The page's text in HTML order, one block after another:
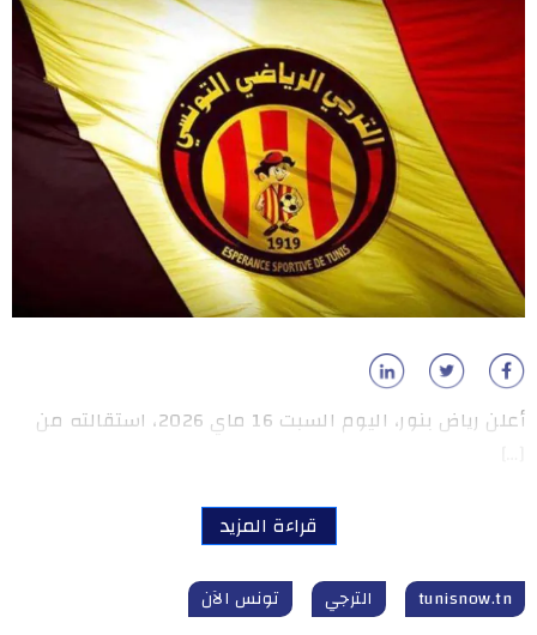
أعلن رياض بنور، اليوم السبت 16 ماي 2026، استقالته من
قراءة المزيد
tunisnow.tn الترجي
تونس الآن